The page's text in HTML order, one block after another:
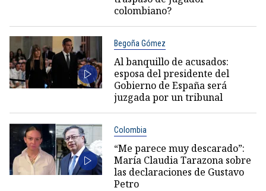
colombiano?
Begoña Gómez
Al banquillo de acusados:
esposa del presidente del
Gobierno de España será
juzgada por un tribunal
Colombia
“Me parece muy descarado”:
María Claudia Tarazona sobre
las declaraciones de Gustavo
Petro